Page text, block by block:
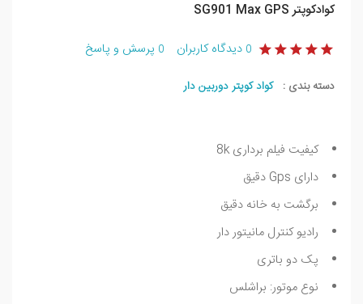
کوادکوپتر SG901 Max GPS
0 دیدگاه کاربران 0 پرسش و پاسخ
دسته بندی : کواد کوپتر دوربین دار
کیفیت فیلم برداری 8k
دارای Gps دقیق
برگشت به خانه دقیق
رادیو کنترل مانیتور دار
پک دو باتری
نوع موتور: براشلس